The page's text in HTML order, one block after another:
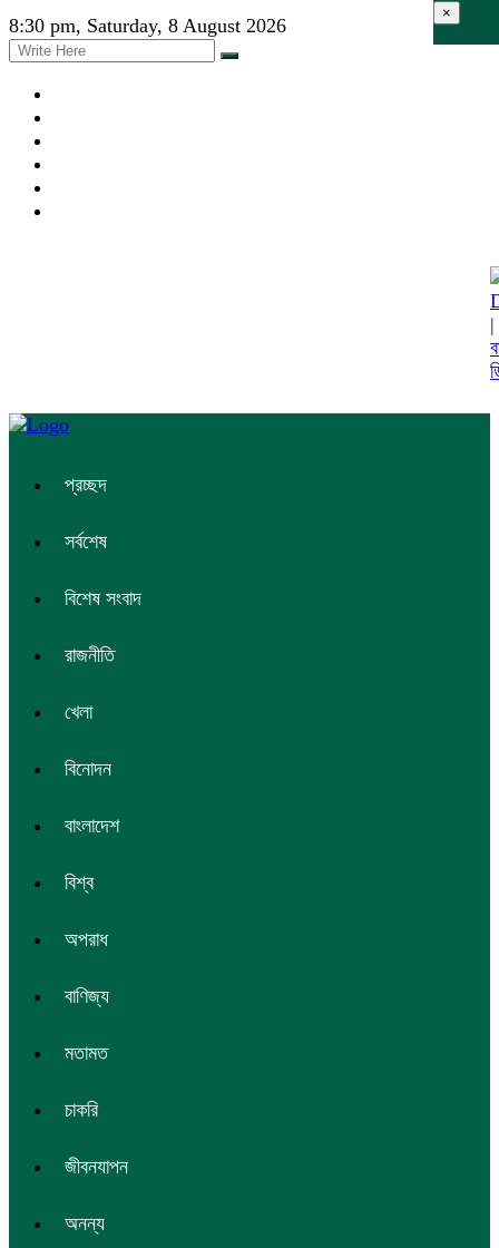
8:30 pm, Saturday, 8 August 2026
প্রচ্ছদ
সর্বশেষ
বিশেষ সংবাদ
রাজনীতি
খেলা
বিনোদন
বাংলাদেশ
বিশ্ব
অপরাধ
বাণিজ্য
মতামত
চাকরি
জীবনযাপন
অনন্য
×